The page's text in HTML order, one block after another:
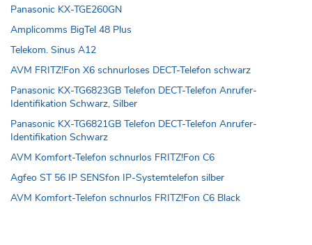
Panasonic KX-TGE260GN
Amplicomms BigTel 48 Plus
Telekom. Sinus A12
AVM FRITZ!Fon X6 schnurloses DECT-Telefon schwarz
Panasonic KX-TG6823GB Telefon DECT-Telefon Anrufer-
Identifikation Schwarz, Silber
Panasonic KX-TG6821GB Telefon DECT-Telefon Anrufer-
Identifikation Schwarz
AVM Komfort-Telefon schnurlos FRITZ!Fon C6
Agfeo ST 56 IP SENSfon IP-Systemtelefon silber
AVM Komfort-Telefon schnurlos FRITZ!Fon C6 Black